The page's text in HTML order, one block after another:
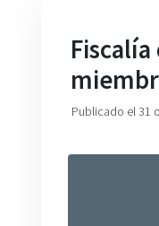
Publicado el 31